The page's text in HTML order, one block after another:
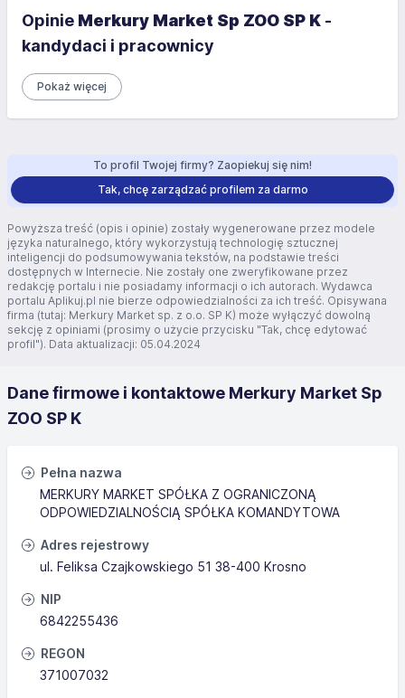
Opinie Merkury Market Sp ZOO SP K -
kandydaci i pracownicy
Pokaż więcej
To profil Twojej firmy? Zaopiekuj się nim!
Tak, chcę zarządzać profilem za darmo
Powyższa treść (opis i opinie) zostały wygenerowane przez modele
języka naturalnego, który wykorzystują technologię sztucznej
inteligencji do podsumowywania tekstów, na podstawie treści
dostępnych w Internecie. Nie zostały one zweryfikowane przez
redakcję portalu i nie posiadamy informacji o ich autorach. Wydawca
portalu Aplikuj.pl nie bierze odpowiedzialności za ich treść. Opisywana
firma (tutaj: Merkury Market sp. z o.o. SP K) może wyłączyć dowolną
sekcję z opiniami (prosimy o użycie przycisku "Tak, chcę edytować
profil"). Data aktualizacji: 05.04.2024
Dane firmowe i kontaktowe Merkury Market Sp
ZOO SP K
Pełna nazwa
MERKURY MARKET SPÓŁKA Z OGRANICZONĄ
ODPOWIEDZIALNOŚCIĄ SPÓŁKA KOMANDYTOWA
Adres rejestrowy
ul. Feliksa Czajkowskiego 51 38-400 Krosno
NIP
6842255436
REGON
371007032